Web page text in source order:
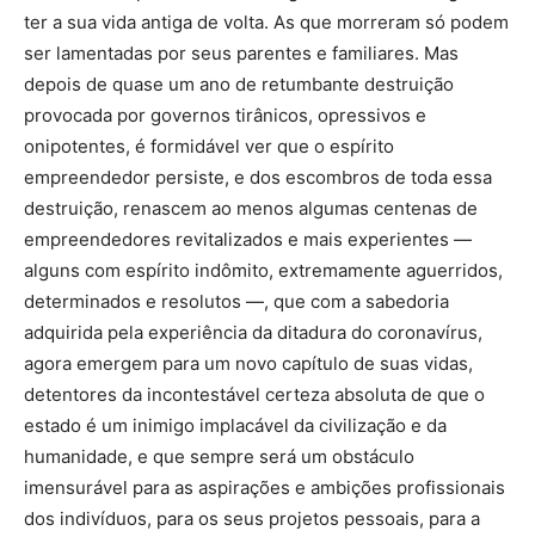
ter a sua vida antiga de volta. As que morreram só podem
ser lamentadas por seus parentes e familiares. Mas
depois de quase um ano de retumbante destruição
provocada por governos tirânicos, opressivos e
onipotentes, é formidável ver que o espírito
empreendedor persiste, e dos escombros de toda essa
destruição, renascem ao menos algumas centenas de
empreendedores revitalizados e mais experientes —
alguns com espírito indômito, extremamente aguerridos,
determinados e resolutos —, que com a sabedoria
adquirida pela experiência da ditadura do coronavírus,
agora emergem para um novo capítulo de suas vidas,
detentores da incontestável certeza absoluta de que o
estado é um inimigo implacável da civilização e da
humanidade, e que sempre será um obstáculo
imensurável para as aspirações e ambições profissionais
dos indivíduos, para os seus projetos pessoais, para a